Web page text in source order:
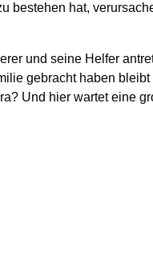
bestehen hat,
und seine Helfer
gebracht haben
Und hier wartet eine